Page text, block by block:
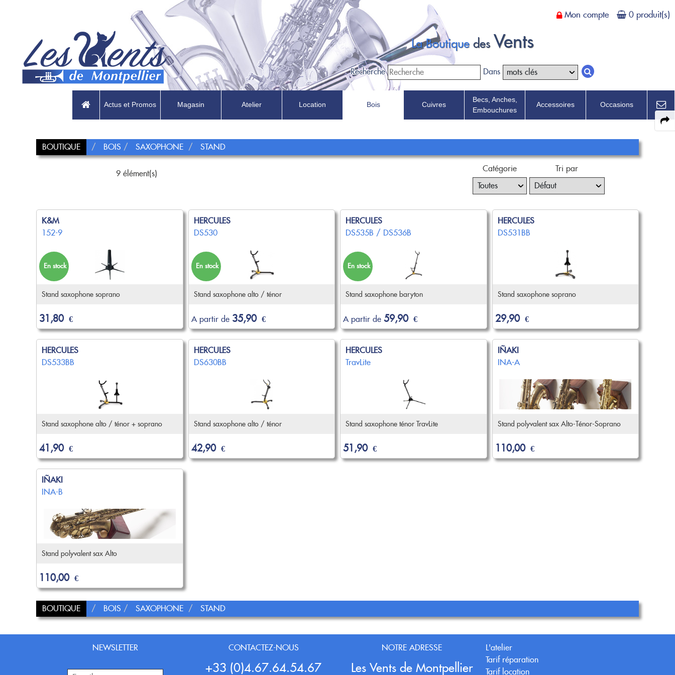
Mon compte 0 produit(s)
La BoutiquedesVents
Recherche Dans
Actus et Promos Magasin Atelier Location Bois Cuivres
Becs, Anches,
Embouchures
Accessoires Occasions
Recherche
Dans
BOUTIQUE BOIS SAXOPHONE STAND
9 élément(s) Catégorie Tri par
K&M
152-9
Stand saxophone soprano
31,80 €
En stock
HERCULES
DS530
Stand saxophone alto / ténor
A partir de 35,90 €
En stock
HERCULES
DS535B / DS536B
Stand saxophone baryton
A partir de 59,90 €
En stock
HERCULES
DS531BB
Stand saxophone soprano
29,90 €
HERCULES
DS533BB
Stand saxophone alto / ténor + soprano
41,90 €
HERCULES
DS630BB
Stand saxophone alto / ténor
42,90 €
HERCULES
TravLite
Stand saxophone ténor TravLite
51,90 €
IÑAKI
INA-A
Stand polyvalent sax Alto-Ténor-Soprano
110,00 €
IÑAKI
INA-B
Stand polyvalent sax Alto
110,00 €
BOUTIQUE BOIS SAXOPHONE STAND
NEWSLETTER CONTACTEZ-NOUS
+33 (0)4.67.64.54.67
NOTRE ADRESSE
Les Vents de Montpellier
L'atelier
Tarif réparation
Tarif location